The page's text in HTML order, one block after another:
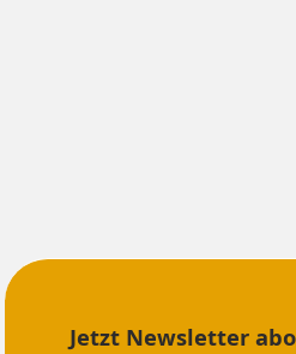
Jetzt Newsletter